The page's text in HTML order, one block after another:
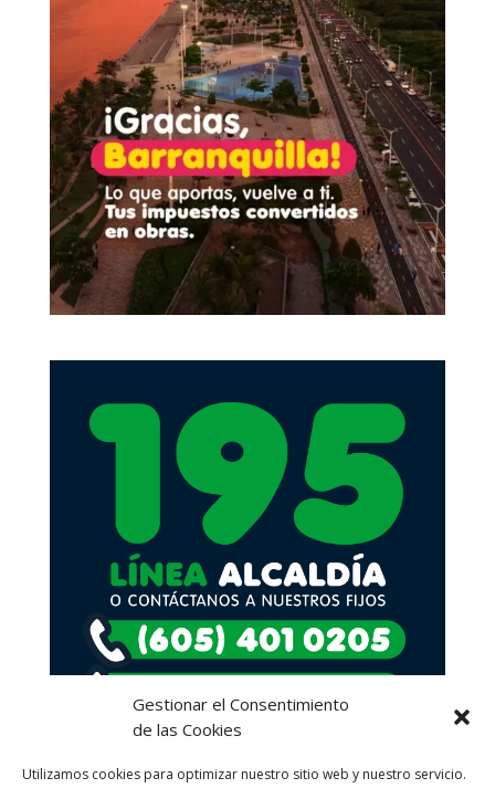
Gestionar el Consentimiento
de las Cookies
Utilizamos cookies para optimizar nuestro sitio web y nuestro servicio.